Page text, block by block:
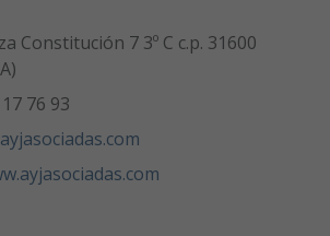
Constitución 7 3º C c.p. 31600
76 93